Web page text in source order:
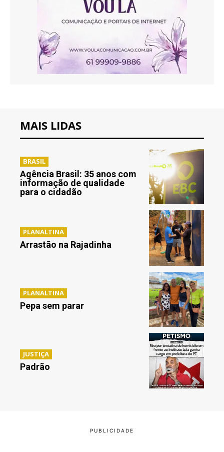
MAIS LIDAS
BRASIL
Agência Brasil: 35 anos com
informação de qualidade
para o cidadão
PLANALTINA
Arrastão na Rajadinha
PLANALTINA
Pepa sem parar
JUSTIÇA
Padrão